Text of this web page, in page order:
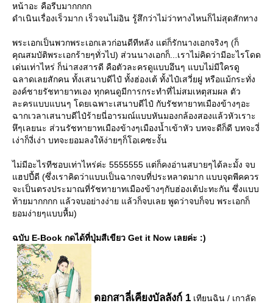
หน้าอะ คือรีบมากกกก
ดำเนินเรื่องเร็วมาก เร็วจนไม่อิน รู้สึกว่าไม่ว่าทางไหนก็ไม่สุดสักทาง
พระเอกเป็นพวกพระเอกเลวก่อนดีทีหลัง แต่ก็รักนางเอกจริงๆ (ก็
คุณสมบัติพระเอกร้ายๆทั่วไป) ส่วนนางเอกก็...เราไม่คิดว่ามีอะไรโดด
เด่นเท่าไหร่ ก็น่าสงสารดี คือตัวละครดูแบบอึนๆ แบบไม่มีใครดู
ฉลาดเลยสักคน ทั้งเสนาบดีไป๋ ทั้งฮ่องเต้ ทั้งไป๋เสวี่ยฝู หรือแม้กระทั่ง
องค์ชายรัชทายาทเอง ทุกคนดูมีการกระทำที่ไม่สมเหตุสมผล ตัว
ละครแบบแบนๆ โดยเฉพาะเสนาบดีไป๋ กับรัชทายาทเมืองข้างๆอะ
ฉากเวลาเสนาบดีไป๋ร้ายนี่อารมณ์แบบหันมองกล้องสองแล้วหัวเราะ
หึๆเลยนะ ส่วนรัชทายาทเมืองข้างๆเมืองน้ำเข้าหัว บทจะดีก็ดี บทจะงี่
เง่าก็งี่เง่า บทจะยอมลงให้ง่ายๆก็โอเคซะงั้น
ไม่มีอะไรทีชอบเท่าไหร่ค่ะ 5555555 แต่ก็คงอ่านสบายๆได้ละมั้ง จบ
ฮปปี้ดี (ซึ่งเราคิดว่าแบบเป็นฉากจบที่ประหลาดมาก แบบจุดพีคควร
จะเป็นตรงประมาณที่รัชทายาทเมืองข้างๆกับฮ่องเต้ปะทะกัน ซึ่งแบบ
ท้ายมากกกก แล้วจบอย่างง่าย แล้วก็จบเลย พูดว่าจบก็จบ พระเอกก็
อมง่ายๆแบบหื้ม)
ฉบับ E-Book กดได้ที่ปุ่มสีเขียว Get it Now เลยค่ะ :)
ดอกสาลี่เคียงบัลลังก์ 1 เทียนฉิน / เกาลัด